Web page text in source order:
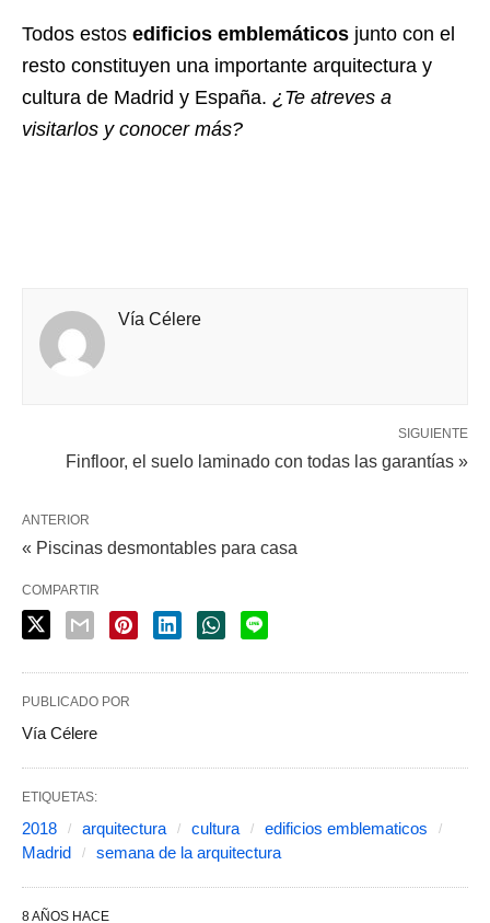
Todos estos edificios emblemáticos junto con el
resto constituyen una importante arquitectura y
cultura de Madrid y España. ¿Te atreves a
visitarlos y conocer más?
Vía Célere
SIGUIENTE
Finfloor, el suelo laminado con todas las garantías »
ANTERIOR
« Piscinas desmontables para casa
COMPARTIR
PUBLICADO POR
Vía Célere
ETIQUETAS:
2018 arquitectura cultura
edificios emblematicos
Madrid
semana de la arquitectura
8 AÑOS HACE